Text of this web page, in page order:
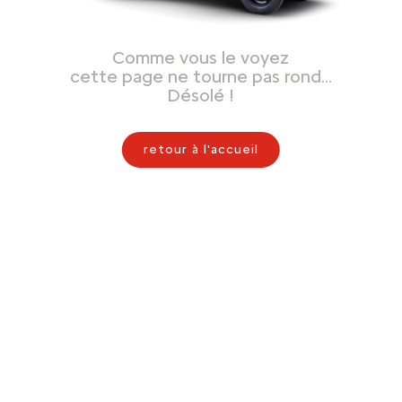
Comme vous le voyez
cette page ne tourne pas rond…
Désolé !
retour à l'accueil